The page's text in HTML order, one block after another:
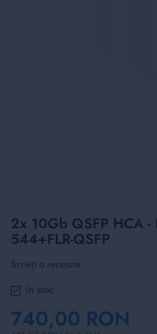
Skip
to
the
beginning
of
the
images
gallery
2x 10Gb QSFP HCA
544+FLR-QSFP
Scrieți o recenzie
în stoc
740,00 RON